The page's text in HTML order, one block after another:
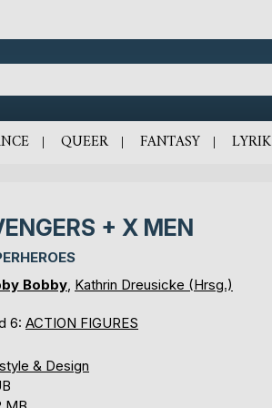
QUEER FANTASY LYRIK
+ X MEN
Bobby Kathrin Dreusicke (Hrsg.)
6: ACTION FIGURES
& Design